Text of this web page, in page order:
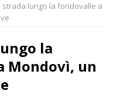
strada lungo la fondovalle a
la
Mondovì, un